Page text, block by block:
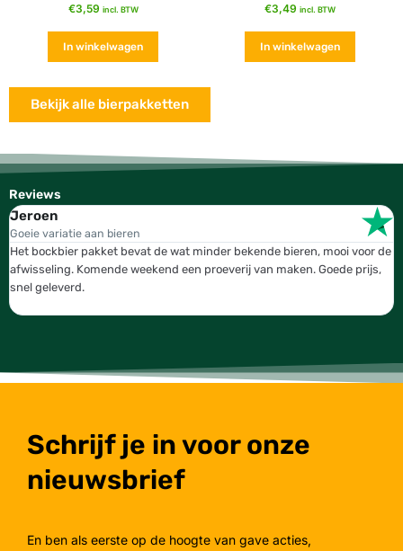
€3,59 incl. BTW
In winkelwagen
€3,49 incl. BTW
In winkelwagen
Bekijk alle bierpakketten
Reviews
Jeroen
Goeie variatie aan bieren
Het bockbier pakket bevat de wat minder bekende bieren, mooi voor de
afwisseling. Komende weekend een proeverij van maken. Goede prijs,
snel geleverd.
Schrijf je in voor onze
nieuwsbrief
En ben als eerste op de hoogte van gave acties,